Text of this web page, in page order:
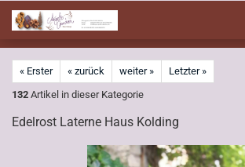
zum
Hauptinhalt
« Erster « zurück weiter »
Letzter »
132 Artikel in dieser Kategorie
Edelrost Laterne Haus Kolding